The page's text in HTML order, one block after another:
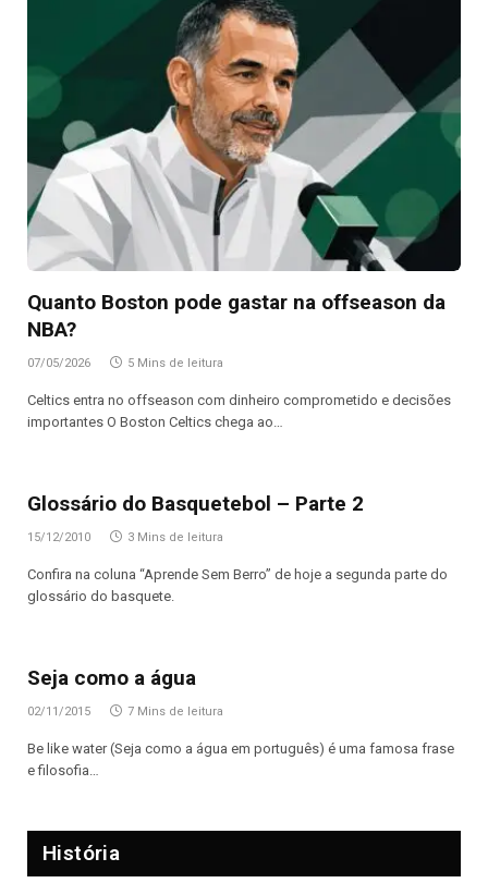
Quanto Boston pode gastar na offseason da
NBA?
07/05/2026 5 Mins de leitura
Celtics entra no offseason com dinheiro comprometido e decisões
importantes O Boston Celtics chega ao…
Glossário do Basquetebol – Parte 2
15/12/2010 3 Mins de leitura
Confira na coluna “Aprende Sem Berro” de hoje a segunda parte do
glossário do basquete.
Seja como a água
02/11/2015 7 Mins de leitura
Be like water (Seja como a água em português) é uma famosa frase
e filosofia…
História